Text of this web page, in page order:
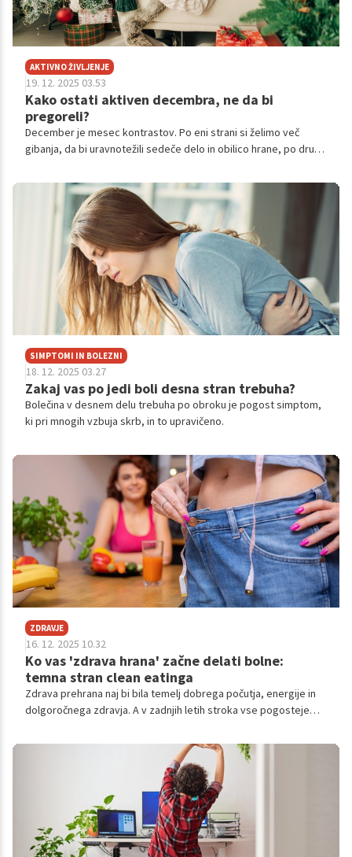
AKTIVNO ŽIVLJENJE
19. 12. 2025 03.53
Kako ostati aktiven decembra, ne da bi
pregoreli?
December je mesec kontrastov. Po eni strani si želimo več
gibanja, da bi uravnotežili sedeče delo in obilico hrane, po drugi
povečanega stresa hitro pripelje do izčrpanosti.
SIMPTOMI IN BOLEZNI
18. 12. 2025 03.27
Zakaj vas po jedi boli desna stran trebuha?
Bolečina v desnem delu trebuha po obroku je pogost simptom,
ki pri mnogih vzbuja skrb, in to upravičeno.
ZDRAVJE
16. 12. 2025 10.32
Ko vas 'zdrava hrana' začne delati bolne:
temna stran clean eatinga
Zdrava prehrana naj bi bila temelj dobrega počutja, energije in
dolgoročnega zdravja. A v zadnjih letih stroka vse pogosteje
pogosto poročajo o prebavnih težavah, kronični utrujenosti,
hormonskih nihanjih in celo tesnobi.